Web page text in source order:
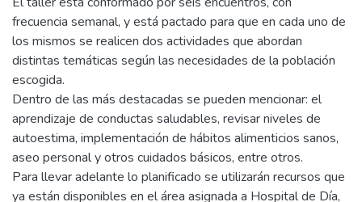
frecuencia semanal, y está pactado para que en cada uno de
los mismos se realicen dos actividades que abordan
distintas temáticas según las necesidades de la población
escogida.
Dentro de las más destacadas se pueden mencionar: el
aprendizaje de conductas saludables, revisar niveles de
autoestima, implementación de hábitos alimenticios sanos,
aseo personal y otros cuidados básicos, entre otros.
Para llevar adelante lo planificado se utilizarán recursos que
ya están disponibles en el área asignada a Hospital de Día,